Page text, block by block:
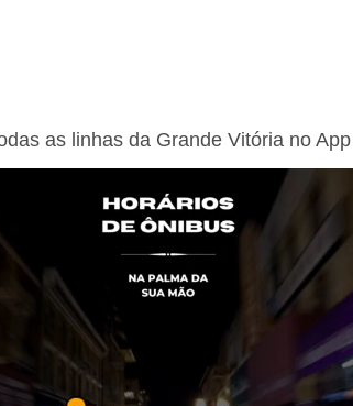
as linhas da Grande Vitória no App